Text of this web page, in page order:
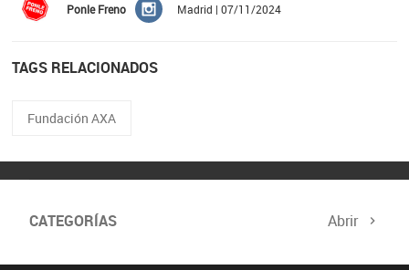
Ponle Freno Madrid | 07/11/2024
TAGS RELACIONADOS
Fundación AXA
CATEGORÍAS Abrir